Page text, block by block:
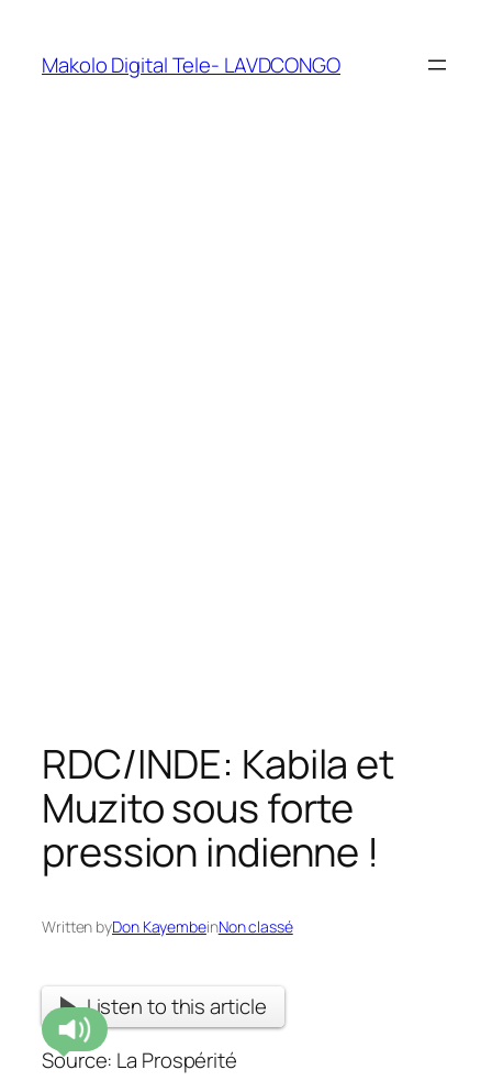
Makolo Digital Tele- LAVDCONGO
RDC/INDE: Kabila et
Muzito sous forte
Written byDon KayembeinNon classé
Listen to this article
Source: La Prospérité